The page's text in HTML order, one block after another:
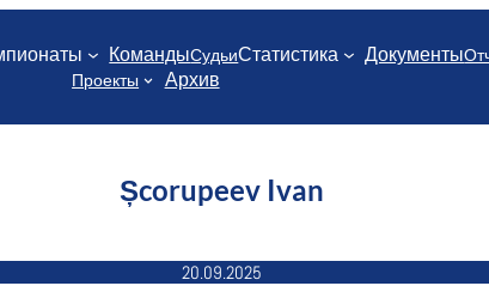
КомандыСудьиСтатистика Документы
Проекты
Архив
Școrupeev Ivan
20.09.2025